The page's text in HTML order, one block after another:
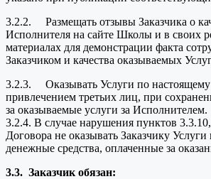
3.2.2. Размещать отзывы Заказчика о
Исполнителя на сайте Школы и в своих
материалах для демонстрации факта
Заказчиком и качества оказываемых
3.2.3. Оказывать Услуги по настоящему
привлечением третьих лиц, при
за оказываемые услуги за Исполнителем.
3.2.4. В случае нарушения пунктов
Договора не оказывать Заказчику Услуги
денежные средства, оплаченные за
3.3. Заказчик обязан: